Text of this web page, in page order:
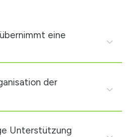
eine
der
Unterstützung